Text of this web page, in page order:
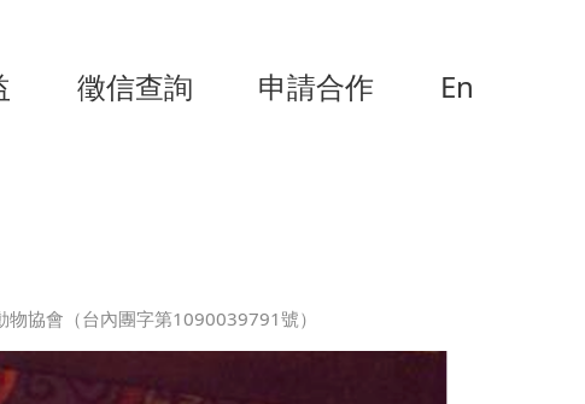
徵信查詢 申請合作 En
協會（台內團字第1090039791號）